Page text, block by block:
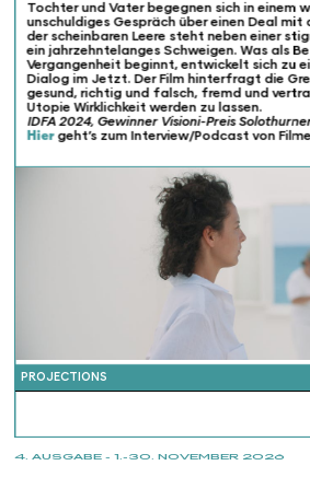
4. AUSGABE - 1.-30. NOVEMBER 2026
Tochter und Vater begegnen sich in einem
unschuldiges Gespräch über einen Deal
der scheinbaren Leere steht neben einer
ein jahrzehntelanges Schweigen. Was als
Vergangenheit beginnt, entwickelt sich zu
Dialog im Jetzt. Der Film hinterfragt die
gesund, richtig und falsch, fremd und
Utopie Wirklichkeit werden zu lassen.
IDFA 2024, Gewinner Visioni-Preis
Hiergeht’s zum Interview/Podcast von
PROJECTIONS